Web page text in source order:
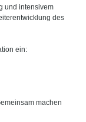
und intensivem
des
ein:
machen